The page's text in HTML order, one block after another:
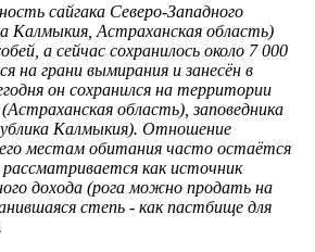
сайгака Северо-Западного
Калмыкия, Астраханская область)
а сейчас сохранилось около 7 000
на грани вымирания и занесён в
он сохранился на территории
область), заповедника
Калмыкия). Отношение
его местам обитания часто остаётся
как источник
дохода (рога можно продать на
степь - как пастбище для